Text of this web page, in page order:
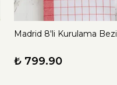
Madrid 8'li Kurulama Bezi
₺ 799.90